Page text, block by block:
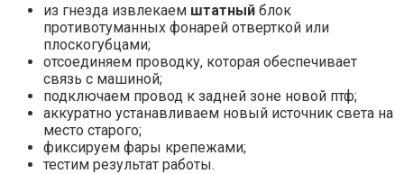
из гнезда извлекаем штатный блок
противотуманных фонарей отверткой или
плоскогубцами;
отсоединяем проводку, которая обеспечивает
связь с машиной;
подключаем провод к задней зоне новой птф;
аккуратно устанавливаем новый источник света на
место старого;
фиксируем фары крепежами;
тестим результат работы.